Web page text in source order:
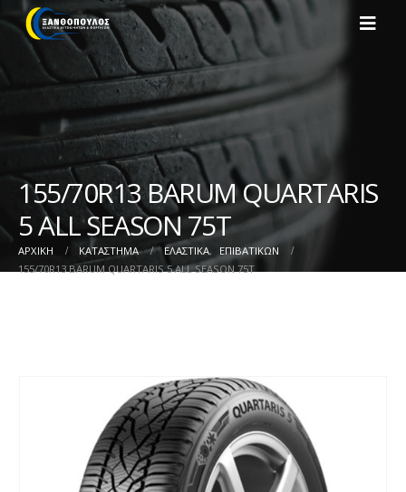
155/70R13 BARUM QUARTARIS
5 ALL SEASON 75T
ΑΡΧΙΚΉ ΚΑΤΆΣΤΗΜΑ ΕΛΑΣΤΙΚΑ,
ΕΠΙΒΑΤΙΚΩΝ
155/70R13 BARUM QUARTARIS 5 ALL SEASON 75T